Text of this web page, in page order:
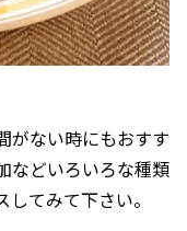
がない時にもおすす
などいろいろな種類
てみて下さい。